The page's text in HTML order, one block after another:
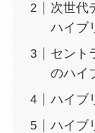
次世代
ハイブ
セント
のハイ
ハイブ
ハイブ